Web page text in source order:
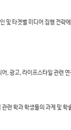
및 타겟별 미디어 집행 전략
어, 광고, 라이프스타일 관련
련 학과 학생들의 과제 및 학